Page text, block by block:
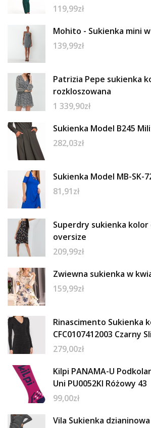
119,99zł
Mohito - Sukienka mini
139,99zł
Patrizia Pepe sukienka
rozkloszowana
1 339,90zł
Sukienka Model B245
282,03zł
Sukienka Model MB-SK-
81,91zł
Superdry sukienka kolor
oversize
209,99zł
Zwiewna sukienka w
159,99zł
Rinascimento Sukienka
CFC0107412003 Czarny
279,00zł
Kilpi PANAMA-U
Uni PU0052KI Różowy 43
99,00zł
Vila Sukienka